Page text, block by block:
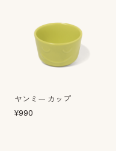
ヤンミー カップ
¥990